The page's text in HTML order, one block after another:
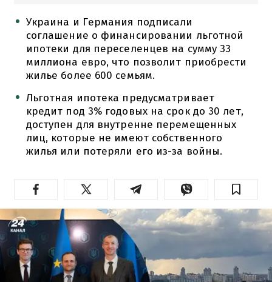
Украина и Германия подписали
соглашение о финансировании льготной
ипотеки для переселенцев на сумму 33
миллиона евро, что позволит приобрести
жилье более 600 семьям.
Льготная ипотека предусматривает
кредит под 3% годовых на срок до 30 лет,
доступен для внутренне перемещенных
лиц, которые не имеют собственного
жилья или потеряли его из-за войны.